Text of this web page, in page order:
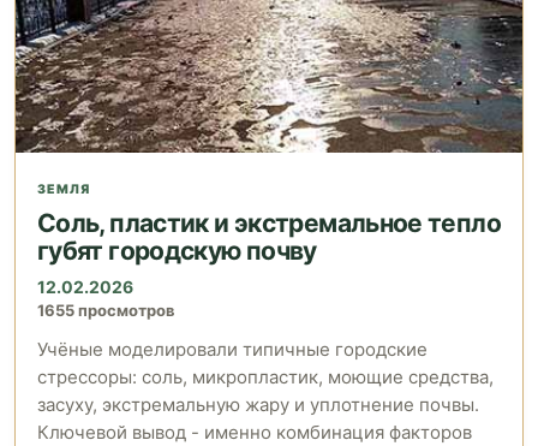
ЗЕМЛЯ
Соль, пластик и экстремальное тепло
губят городскую почву
12.02.2026
1655 просмотров
Учёные моделировали типичные городские
стрессоры: соль, микропластик, моющие средства,
засуху, экстремальную жару и уплотнение почвы.
Ключевой вывод - именно комбинация факторов